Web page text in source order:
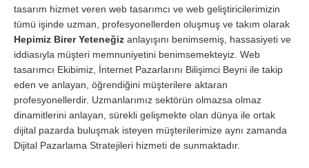
tasarım hizmet veren web tasarımcı ve web geliştiricilerimizin
tümü işinde uzman, profesyonellerden oluşmuş ve takım olarak
Hepimiz Birer Yeteneğiz anlayışını benimsemiş, hassasiyeti ve
iddiasıyla müşteri memnuniyetini benimsemekteyiz. Web
tasarımcı Ekibimiz, İnternet Pazarlarını Bilişimci Beyni ile takip
eden ve anlayan, öğrendiğini müşterilere aktaran
profesyonellerdir. Uzmanlarımız sektörün olmazsa olmaz
dinamitlerini anlayan, sürekli gelişmekte olan dünya ile ortak
dijital pazarda buluşmak isteyen müşterilerimize aynı zamanda
Dijital Pazarlama Stratejileri hizmeti de sunmaktadır.